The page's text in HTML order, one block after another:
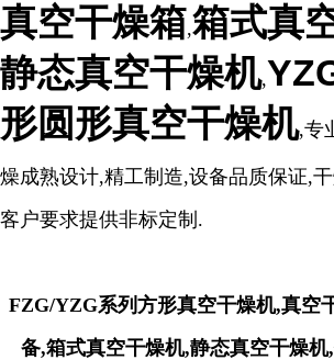
真空干燥箱,箱式真
静态真空干燥机,
形圆形真空干燥机,专
燥成熟设计,精工制造,设备品质保证,
客户要求提供非标定制.
FZG/YZG系列方形真空干燥机,真空
备,箱式真空干燥机,静态真空干燥